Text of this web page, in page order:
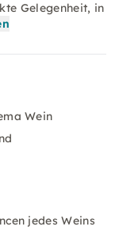
Gelegenheit, in
Wein
jedes Weins